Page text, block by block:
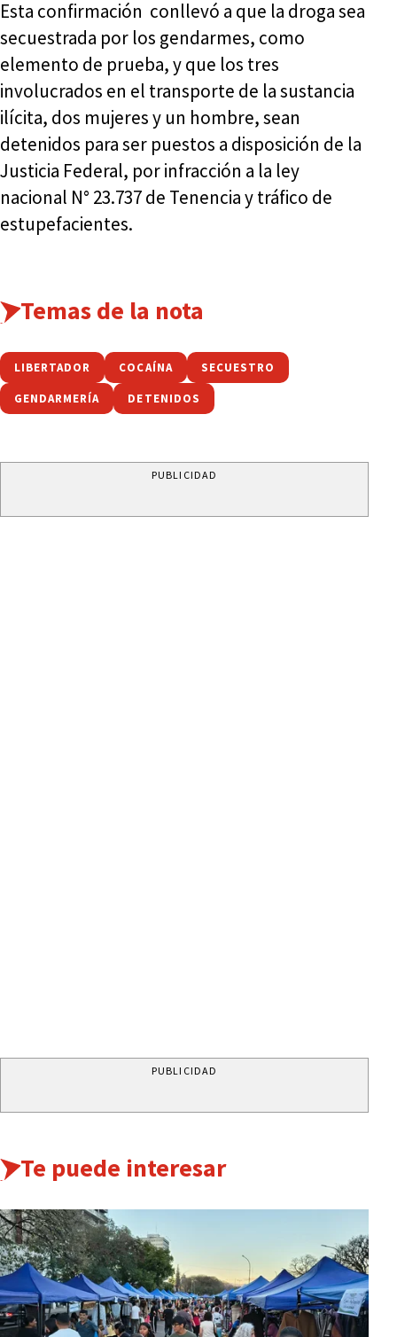
Esta confirmación conllevó a que la droga sea
secuestrada por los gendarmes, como
elemento de prueba, y que los tres
involucrados en el transporte de la sustancia
ilícita, dos mujeres y un hombre, sean
detenidos para ser puestos a disposición de la
Justicia Federal, por infracción a la ley
nacional N° 23.737 de Tenencia y tráfico de
estupefacientes.
Temas de la nota
LIBERTADOR COCAÍNA SECUESTRO
GENDARMERÍA DETENIDOS
PUBLICIDAD
PUBLICIDAD
Te puede interesar